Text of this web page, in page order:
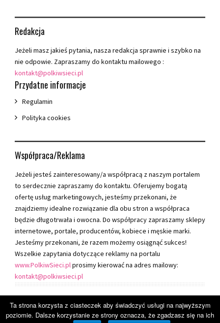
Redakcja
Jeżeli masz jakieś pytania, nasza redakcja sprawnie i szybko na
nie odpowie. Zapraszamy do kontaktu mailowego :
kontakt@polkiwsieci.pl
Przydatne informacje
Regulamin
Polityka cookies
Współpraca/Reklama
Jeżeli jesteś zainteresowany/a współpracą z naszym portalem
to serdecznie zapraszamy do kontaktu. Oferujemy bogatą
ofertę usług marketingowych, jesteśmy przekonani, że
znajdziemy idealne rozwiązanie dla obu stron a współpraca
będzie długotrwała i owocna. Do współpracy zapraszamy sklepy
internetowe, portale, producentów, kobiece i męskie marki.
Jesteśmy przekonani, że razem możemy osiągnąć sukces!
Wszelkie zapytania dotyczące reklamy na portalu
www.PolkiwSieci.plprosimy kierować na adres mailowy:
kontakt@polkiwsieci.pl
© 2017 polkiwsieci.pl
Ta strona korzysta z ciasteczek aby świadczyć usługi na najwyższym
poziomie. Dalsze korzystanie ze strony oznacza, że zgadzasz się na ich